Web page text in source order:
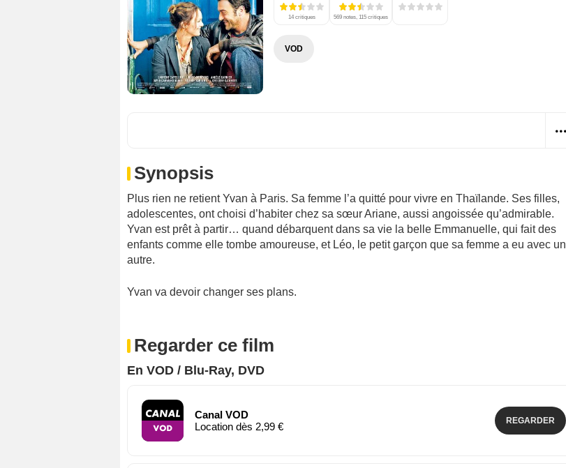
14 critiques 569 notes, 115 critiques
VOD
Synopsis
Plus rien ne retient Yvan à Paris. Sa femme l’a quitté pour vivre en Thaïlande. Ses filles,
adolescentes, ont choisi d’habiter chez sa sœur Ariane, aussi angoissée qu’admirable.
Yvan est prêt à partir… quand débarquent dans sa vie la belle Emmanuelle, qui fait des
enfants comme elle tombe amoureuse, et Léo, le petit garçon que sa femme a eu avec un
autre.
Yvan va devoir changer ses plans.
Regarder ce film
En VOD / Blu-Ray, DVD
Canal VOD
Location dès 2,99 €
REGARDER